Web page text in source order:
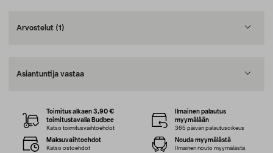
Arvostelut (1)
Asiantuntija vastaa
Toimitus alkaen 3,90 €
toimitustavalla Budbee
Katso toimitusvaihtoehdot
Ilmainen palautus
myymälään
365 päivän palautusoikeus
Maksuvaihtoehdot
Katso ostoehdot
Nouda myymälästä
Ilmainen nouto myymälästä